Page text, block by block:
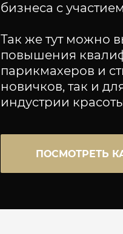
бизнеса с
Так же тут можно
повышения
парикмахеров и
новичков, так и
индустрии
ПОСМОТРЕТЬ